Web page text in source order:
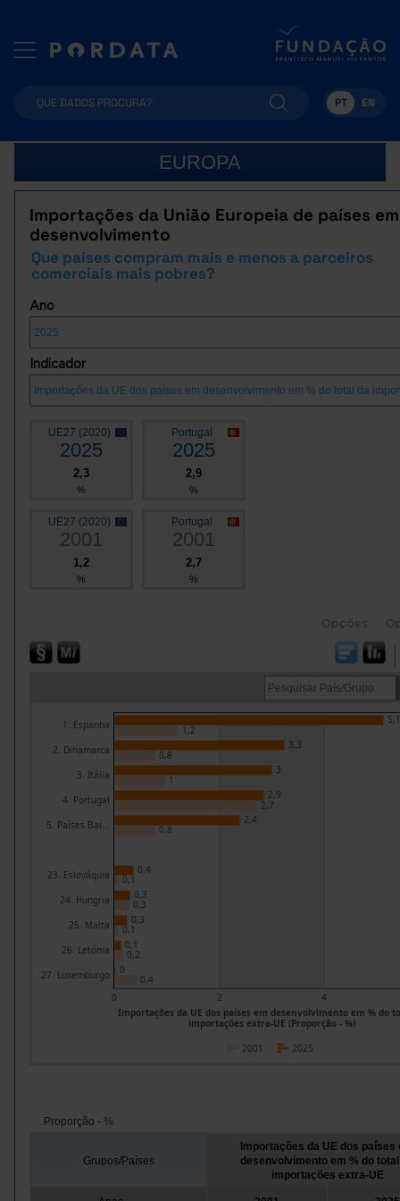
PT EN
EUROPA
Importações da União Europeia de países em
desenvolvimento
Que países compram mais e menos a parceiros
comerciais mais pobres?
Ano
Indicador
UE27 (2020)
2025
2,3
%
Portugal
2025
2,9
%
UE27 (2020)
2001
1,2
%
Portugal
2001
2,7
%
Opções
Importações da UE dos países em desenvolvimento em % do
importações extra-UE (Proporção - %)
0 2 4
1. Espanha
2. Dinamarca
3. Itália
4. Portugal
5. Países Bai...
23. Eslováquia
24. Hungria
25. Malta
26. Letónia
27. Luxemburgo
5,1
3,3
3
2,9
2,4
0,4
0,3
0,3
0,1
0
1,2
0,8
1
2,7
0,8
0,1
0,3
0,1
0,2
0,4
2025
2001
Proporção - %
Grupos/Países
Importações da UE dos países
desenvolvimento em % do
importações extra-UE